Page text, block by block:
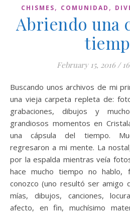
CHISMES, COMUNIDAD ,
Abriendo una
February 15, 2016 /
Buscando unos archivos de mi primer videojuego llegué a
una vieja carpeta repleta de:
grabaciones, dibujos y
grandiosos momentos en
una cápsula del tiempo.
regresaron a mi mente. La
por la espalda mientras veía
hace mucho tiempo no
conozco (uno resultó ser amigo
mías, dibujos, canciones,
afecto, en fin, muchísimo